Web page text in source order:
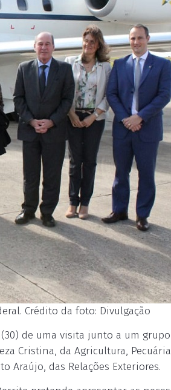
Crédito da foto: Divulgação
de uma visita junto a um
Cristina, da Agricultura,
Araújo, das Relações Exteriores.